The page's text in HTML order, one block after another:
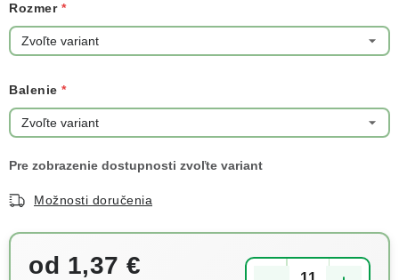
Rozmer
Balenie
Možnosti doručenia
od 1,37 €